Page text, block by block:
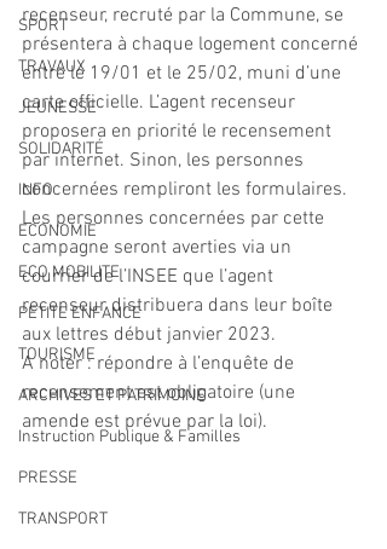
SPORT
TRAVAUX
JEUNESSE
SOLIDARITÉ
INFO
ECONOMIE
ECO MOBILITE
PETITE ENFANCE
TOURISME
ARCHIVES ET PATRIMOINE
Instruction Publique & Familles
PRESSE
TRANSPORT
recenseur, recruté par la Commune, se
présentera à chaque logement concerné
entre le 19/01 et le 25/02, muni d’une
carte officielle. L’agent recenseur
proposera en priorité le recensement
par internet. Sinon, les personnes
concernées rempliront les formulaires.
Les personnes concernées par cette
campagne seront averties via un
courrier de l’INSEE que l’agent
recenseur distribuera dans leur boîte
aux lettres début janvier 2023.
A noter : répondre à l’enquête de
recensement est obligatoire (une
amende est prévue par la loi).